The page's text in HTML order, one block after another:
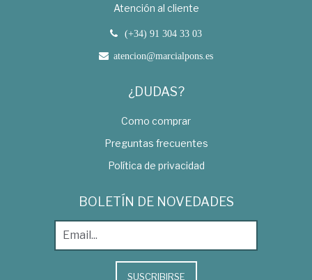
Atención al cliente
(+34) 91 304 33 03
atencion@marcialpons.es
¿DUDAS?
Como comprar
Preguntas frecuentes
Política de privacidad
BOLETÍN DE NOVEDADES
SUSCRIBIRSE